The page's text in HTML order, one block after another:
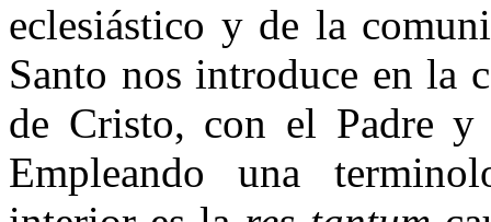
eclesiástico y de la
Santo nos introduce en la
de Cristo, con el Padre y
Empleando una